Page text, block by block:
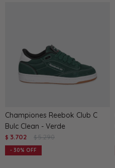
Championes Reebok Club C
Bulc Clean - Verde
$ 3.702 $ 5.290
30